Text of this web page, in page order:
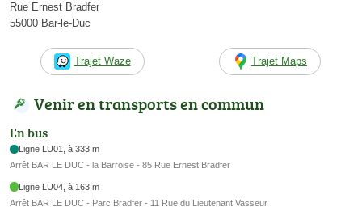
Rue Ernest Bradfer
55000 Bar-le-Duc
Trajet Waze Trajet Maps
Venir en transports en commun
En bus
Ligne LU01, à 333 m
Arrêt BAR LE DUC - la Barroise - 85 Rue Ernest Bradfer
Ligne LU04, à 163 m
Arrêt BAR LE DUC - Parc Bradfer - 11 Rue du Lieutenant Vasseur